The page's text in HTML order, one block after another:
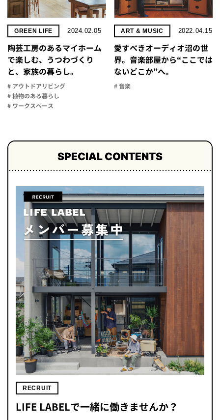
GREEN LIFE 2024.02.05
陶芸工房のあるマイホーム
で楽しむ、うつわづくり
と、家族の暮らし。
# アウトドアリビング
# 植物のある暮らし
# ワークスペース
ART & MUSIC 2022.04.15
愛すべきオーディオ沼の世
界。音楽部屋から“ここでは
ないどこか”へ。
# 音楽
SPECIAL CONTENTS
RECRUIT
LIFE LABELで一緒に働きませんか？